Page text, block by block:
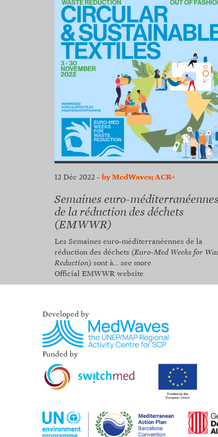
12 Déc 2022 - by MedWaves; ACR+
Semaines euro-
de la réduction des déchets
(EMWWR)
Les Semaines euro-méditerranéennes de la
réduction des déchets (Euro-Med Weeks for
Reduction) sont à… see more
Official EMWWR website
Developed by
Funded by